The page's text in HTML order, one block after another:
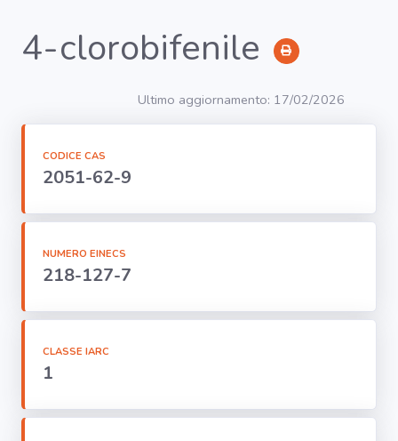
Agenti
Lavorazioni
bersaglio
Visualizza
infografica
4-clorobifenile
Ultimo aggiornamento: 17/02/2026
CODICE CAS
2051-62-9
NUMERO EINECS
218-127-7
CLASSE IARC
1